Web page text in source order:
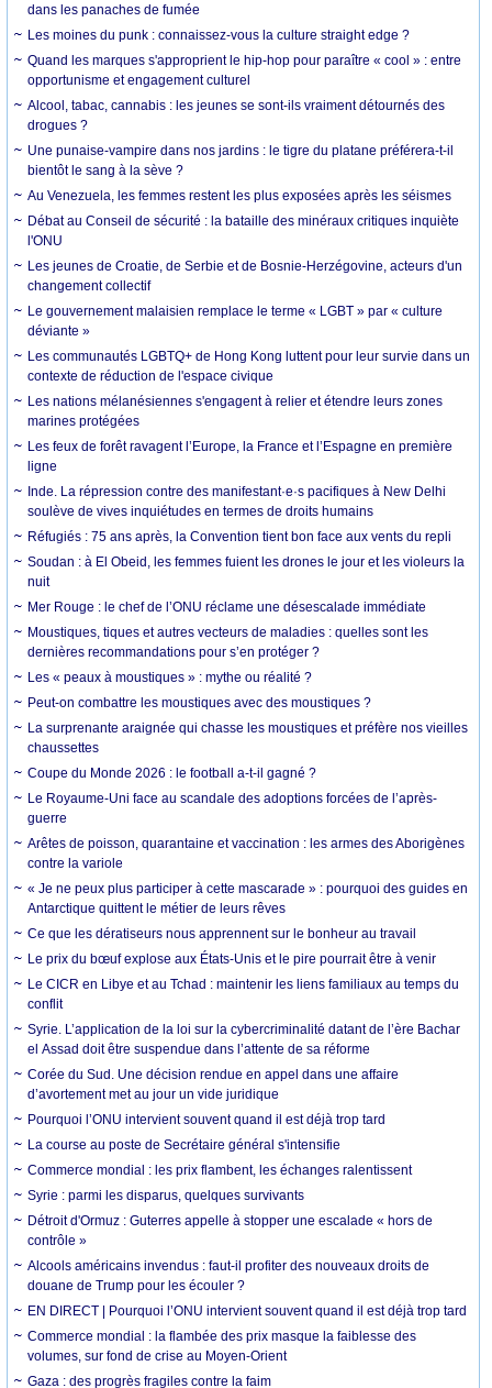
dans les panaches de fumée
Les moines du punk : connaissez-vous la culture straight edge ?
Quand les marques s'approprient le hip-hop pour paraître « cool » : entre
opportunisme et engagement culturel
Alcool, tabac, cannabis : les jeunes se sont-ils vraiment détournés des
drogues ?
Une punaise-vampire dans nos jardins : le tigre du platane préférera-t-il
bientôt le sang à la sève ?
Au Venezuela, les femmes restent les plus exposées après les séismes
Débat au Conseil de sécurité : la bataille des minéraux critiques inquiète
l'ONU
Les jeunes de Croatie, de Serbie et de Bosnie-Herzégovine, acteurs d'un
changement collectif
Le gouvernement malaisien remplace le terme « LGBT » par « culture
déviante »
Les communautés LGBTQ+ de Hong Kong luttent pour leur survie dans un
contexte de réduction de l'espace civique
Les nations mélanésiennes s'engagent à relier et étendre leurs zones
marines protégées
Les feux de forêt ravagent l’Europe, la France et l’Espagne en première
ligne
Inde. La répression contre des manifestant·e·s pacifiques à New Delhi
soulève de vives inquiétudes en termes de droits humains
Réfugiés : 75 ans après, la Convention tient bon face aux vents du repli
Soudan : à El Obeid, les femmes fuient les drones le jour et les violeurs la
nuit
Mer Rouge : le chef de l’ONU réclame une désescalade immédiate
Moustiques, tiques et autres vecteurs de maladies : quelles sont les
dernières recommandations pour s’en protéger ?
Les « peaux à moustiques » : mythe ou réalité ?
Peut-on combattre les moustiques avec des moustiques ?
La surprenante araignée qui chasse les moustiques et préfère nos vieilles
chaussettes
Coupe du Monde 2026 : le football a-t-il gagné ?
Le Royaume-Uni face au scandale des adoptions forcées de l’après-
guerre
Arêtes de poisson, quarantaine et vaccination : les armes des Aborigènes
contre la variole
« Je ne peux plus participer à cette mascarade » : pourquoi des guides en
Antarctique quittent le métier de leurs rêves
Ce que les dératiseurs nous apprennent sur le bonheur au travail
Le prix du bœuf explose aux États-Unis et le pire pourrait être à venir
Le CICR en Libye et au Tchad : maintenir les liens familiaux au temps du
conflit
Syrie. L’application de la loi sur la cybercriminalité datant de l’ère Bachar
el Assad doit être suspendue dans l’attente de sa réforme
Corée du Sud. Une décision rendue en appel dans une affaire
d’avortement met au jour un vide juridique
Pourquoi l’ONU intervient souvent quand il est déjà trop tard
La course au poste de Secrétaire général s'intensifie
Commerce mondial : les prix flambent, les échanges ralentissent
Syrie : parmi les disparus, quelques survivants
Détroit d'Ormuz : Guterres appelle à stopper une escalade « hors de
contrôle »
Alcools américains invendus : faut-il profiter des nouveaux droits de
douane de Trump pour les écouler ?
EN DIRECT | Pourquoi l’ONU intervient souvent quand il est déjà trop tard
Commerce mondial : la flambée des prix masque la faiblesse des
volumes, sur fond de crise au Moyen-Orient
Gaza : des progrès fragiles contre la faim